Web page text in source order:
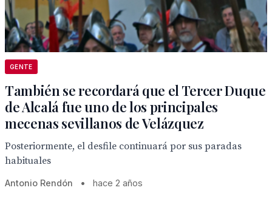
GENTE
También se recordará que el Tercer Duque
de Alcalá fue uno de los principales
mecenas sevillanos de Velázquez
Posteriormente, el desfile continuará por sus paradas
habituales
Antonio Rendón • hace 2 años